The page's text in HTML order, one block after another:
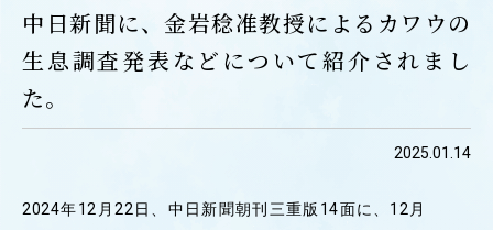
受験生の方へ 在学生
卒業生の方へ 企業・
中日新聞に、金岩稔准教授によるカワウの
生息調査発表などについて紹介されまし
た。
2025.01.14
2024年12月22日、中日新聞朝刊三重版14面に、12月